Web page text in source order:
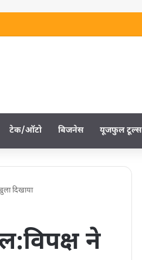
टेक/ऑटो बिजनेस यूजफुल टूल्‍स
दिखाया
ने